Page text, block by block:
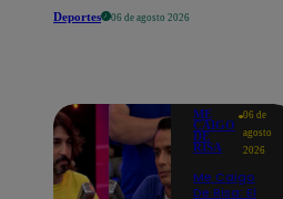
Deportes 06 de agosto 2026
ME
CAIGO
DE
RISA
06 de
agosto
2026
Me Caigo
De Risa: El